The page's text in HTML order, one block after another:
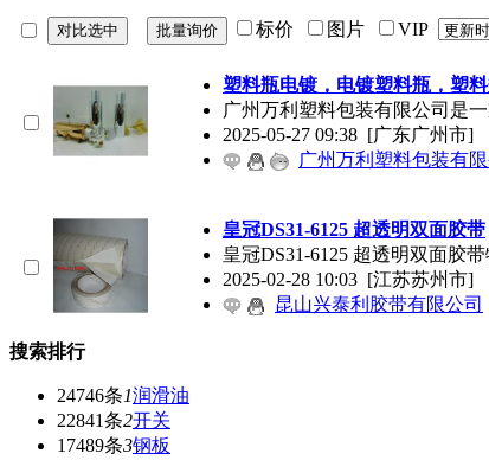
标价 图片 VIP
塑料瓶电镀，电镀塑料瓶，塑
广州万利塑料包装有限公司是
2025-05-27 09:38 [广东广州市]
广州万利塑料包装有限
皇冠DS31-6125 超透明双面胶带
皇冠DS31-6125 超透明双面胶
2025-02-28 10:03 [江苏苏州市]
昆山兴泰利胶带有限公司
搜索排行
24746条1润滑油
22841条2开关
17489条3钢板